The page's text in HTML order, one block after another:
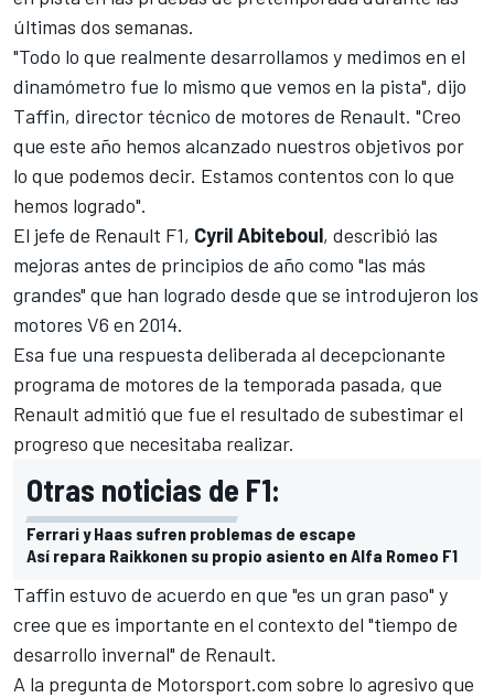
últimas dos semanas.
"Todo lo que realmente desarrollamos y medimos en el
dinamómetro fue lo mismo que vemos en la pista", dijo
Taffin, director técnico de motores de Renault. "Creo
que este año hemos alcanzado nuestros objetivos por
lo que podemos decir. Estamos contentos con lo que
hemos logrado".
El jefe de Renault F1, Cyril Abiteboul, describió las
mejoras antes de principios de año como "las más
grandes" que han logrado desde que se introdujeron los
motores V6 en 2014.
Esa fue una respuesta deliberada al decepcionante
programa de motores de la temporada pasada, que
Renault admitió que fue el resultado de subestimar el
progreso que necesitaba realizar.
Otras noticias de F1:
Ferrari y Haas sufren problemas de escape
Así repara Raikkonen su propio asiento en Alfa Romeo F1
Taffin estuvo de acuerdo en que "es un gran paso" y
cree que es importante en el contexto del "tiempo de
desarrollo invernal" de Renault.
A la pregunta de Motorsport.com sobre lo agresivo que